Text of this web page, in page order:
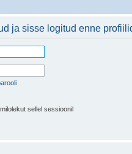
ja sisse logitud enne
sellel sessioonil